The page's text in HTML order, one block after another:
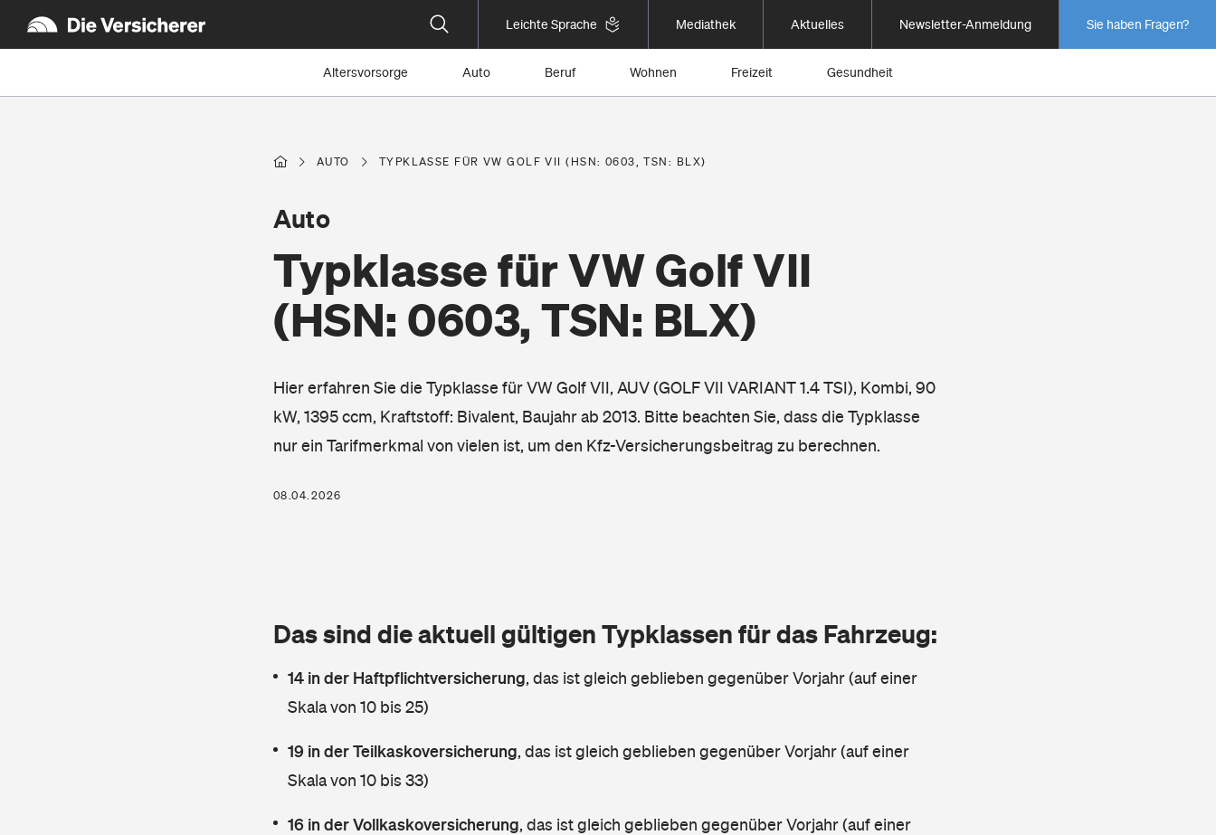
Leichte Sprache Mediathek Aktuelles Newsletter-Anmeldung Sie haben Fragen?
Altersvorsorge Auto Beruf Wohnen Freizeit Gesundheit
AUTO TYPKLASSE FÜR VW GOLF VII (HSN: 0603, TSN: BLX)
Typklasse für VW Golf VII
(HSN: 0603, TSN: BLX)
Auto
Hier erfahren Sie die Typklasse für VW Golf VII, AUV (GOLF VII VARIANT 1.4 TSI), Kombi, 90
kW, 1395 ccm, Kraftstoff: Bivalent, Baujahr ab 2013. Bitte beachten Sie, dass die Typklasse
nur ein Tarifmerkmal von vielen ist, um den Kfz-Versicherungsbeitrag zu berechnen.
08.04.2026
Das sind die aktuell gültigen Typklassen für das Fahrzeug:
14 in der Haftpflichtversicherung, das ist gleich geblieben gegenüber Vorjahr (auf einer
Skala von 10 bis 25)
19 in der Teilkaskoversicherung, das ist gleich geblieben gegenüber Vorjahr (auf einer
Skala von 10 bis 33)
16 in der Vollkaskoversicherung, das ist gleich geblieben gegenüber Vorjahr (auf einer